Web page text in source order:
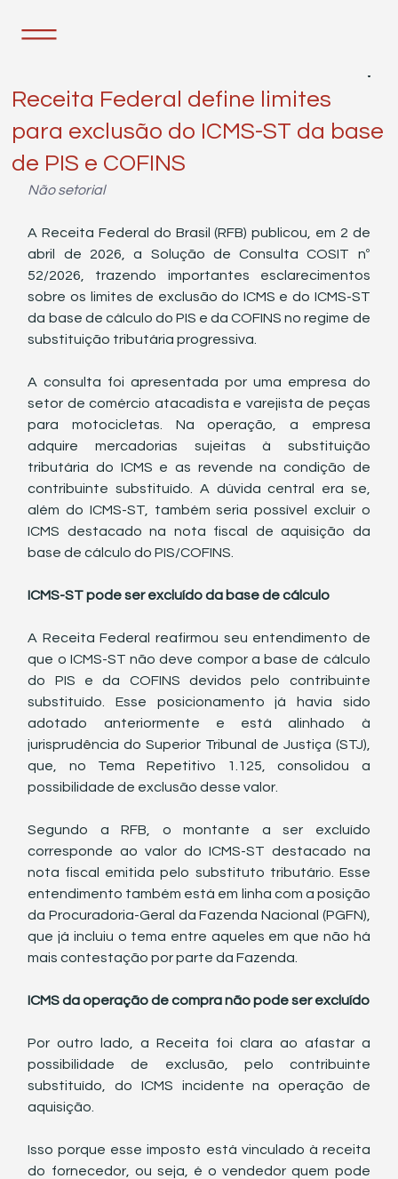
Receita Federal define limites
para exclusão do ICMS-ST da base
de PIS e COFINS
Não setorial
A Receita Federal do Brasil (RFB) publicou, em 2 de
abril de 2026, a Solução de Consulta COSIT nº
52/2026, trazendo importantes esclarecimentos
sobre os limites de exclusão do ICMS e do ICMS-ST
da base de cálculo do PIS e da COFINS no regime de
substituição tributária progressiva.
A consulta foi apresentada por uma empresa do
setor de comércio atacadista e varejista de peças
para motocicletas. Na operação, a empresa
adquire mercadorias sujeitas à substituição
tributária do ICMS e as revende na condição de
contribuinte substituído. A dúvida central era se,
além do ICMS-ST, também seria possível excluir o
ICMS destacado na nota fiscal de aquisição da
base de cálculo do PIS/COFINS.
ICMS-ST pode ser excluído da base de cálculo
A Receita Federal reafirmou seu entendimento de
que o ICMS-ST não deve compor a base de cálculo
do PIS e da COFINS devidos pelo contribuinte
substituído. Esse posicionamento já havia sido
adotado anteriormente e está alinhado à
jurisprudência do Superior Tribunal de Justiça (STJ),
que, no Tema Repetitivo 1.125, consolidou a
possibilidade de exclusão desse valor.
Segundo a RFB, o montante a ser excluído
corresponde ao valor do ICMS-ST destacado na
nota fiscal emitida pelo substituto tributário. Esse
entendimento também está em linha com a posição
da Procuradoria-Geral da Fazenda Nacional (PGFN),
que já incluiu o tema entre aqueles em que não há
mais contestação por parte da Fazenda.
ICMS da operação de compra não pode ser excluído
Por outro lado, a Receita foi clara ao afastar a
possibilidade de exclusão, pelo contribuinte
substituído, do ICMS incidente na operação de
aquisição.
Isso porque esse imposto está vinculado à receita
do fornecedor, ou seja, é o vendedor quem pode